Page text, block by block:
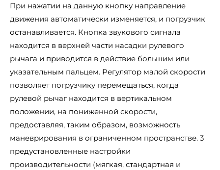
При нажатии на данную кнопку направление
движения автоматически изменяется, и погрузчик
останавливается. Кнопка звукового сигнала
находится в верхней части насадки рулевого
рычага и приводится в действие большим или
указательным пальцем. Регулятор малой скорости
позволяет погрузчику перемещаться, когда
рулевой рычаг находится в вертикальном
положении, на пониженной скорости,
предоставляя, таким образом, возможность
маневрирования в ограниченном пространстве. 3
предустановленные настройки
производительности (мягкая, стандартная и